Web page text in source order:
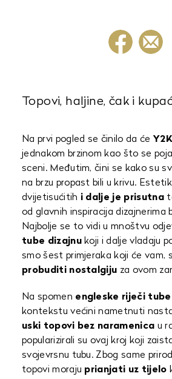
Topovi, haljine, čak i
Na prvi pogled se činilo da će
jednakom brzinom kao što se
sceni. Međutim, čini se kako su
na brzu propast bili u krivu.
dvijetisućitih i dalje je prisutna
od glavnih inspiracija dizajnerima
Najbolje se to vidi u mnoštvu
tube dizajnukoji i dalje vladaju
smo šest primjeraka koji će vam,
probuditi nostalgiju za ovom
Na spomen engleske riječi tube
kontekstu većini nametnuti
uski topovi bez naramenica u
popularizirali su ovaj kroj koji
svojevrsnu tubu. Zbog same
topovi moraju prianjati uz tijelo